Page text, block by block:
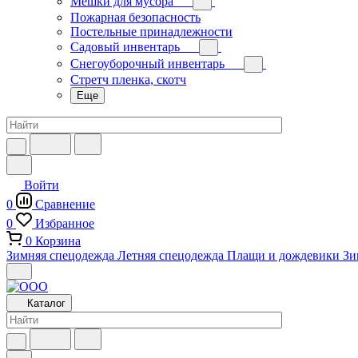
Пожарная безопасность
Постельные принадлежности
Садовый инвентарь
Снегоуборочный инвентарь
Стретч пленка, скотч
Еще
Войти
0
Сравнение
0
Избранное
0 Корзина
Зимняя спецодежда Летняя спецодежда Плащи и дождевики
Каталог